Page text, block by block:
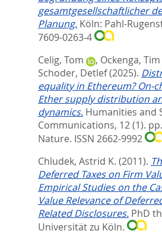
gesamtgesellschaftlicher
Planung. Köln: Pahl-
7609-0263-4
Celig, Tom
, Ockenga,
Schoder, Detlef(2025).
equality in Ethereum? On-
Ether supply distribution
dynamics. Humanities and
Communications, 12 (1).
Nature. ISSN 2662-9992
Chludek, Astrid K. (2011).
Deferred Taxes on Firm
Empirical Studies on the
Value Relevance of
Related Disclosures. PhD
Universität zu Köln.